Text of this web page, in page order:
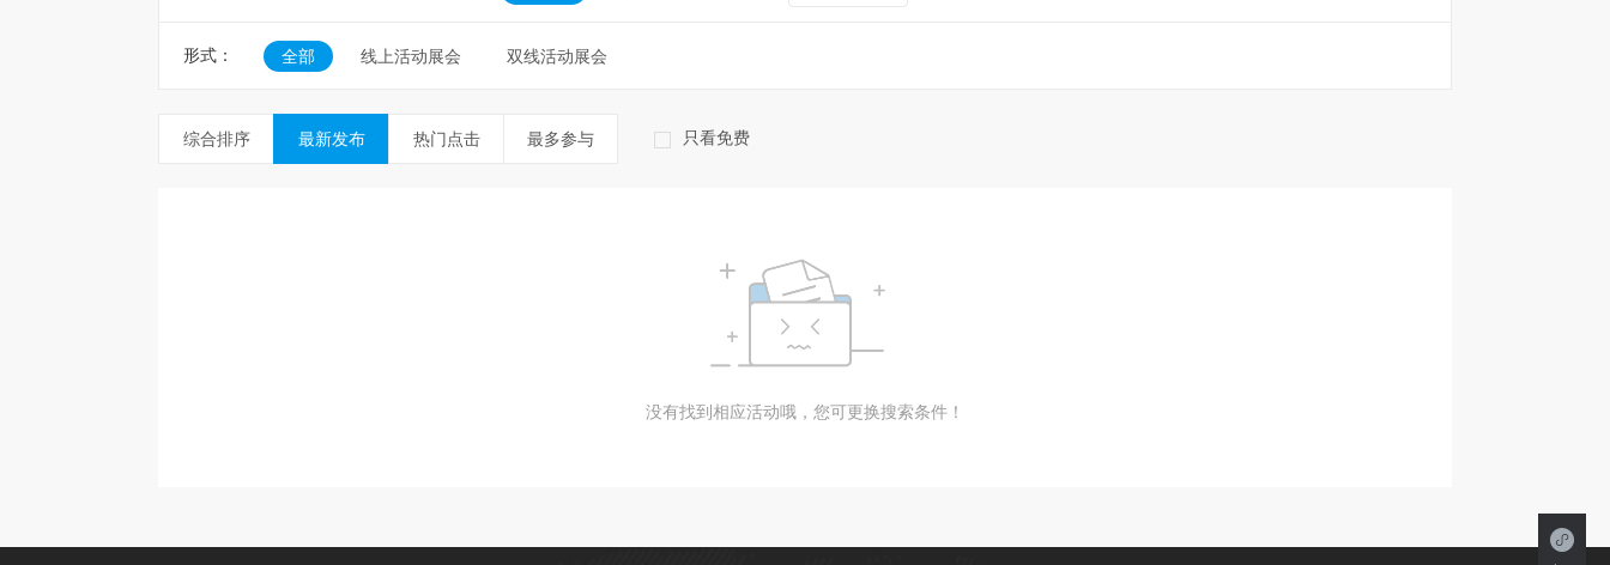
形式： 全部 线上活动展会 双线活动展会
综合排序 最新发布 热门点击 最多参与 只看免费
没有找到相应活动哦，您可更换搜索条件！